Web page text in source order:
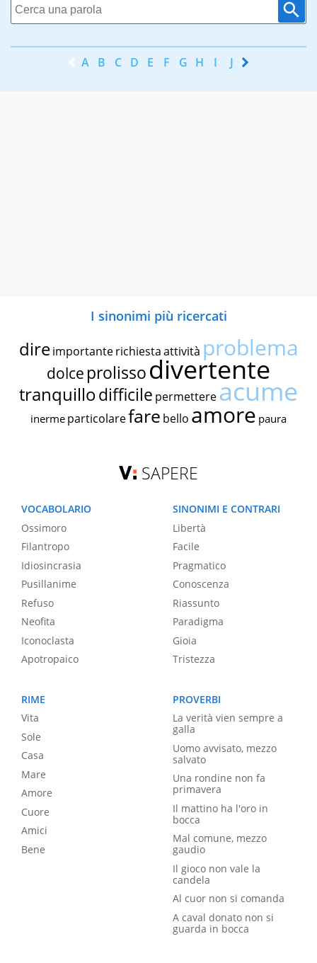
A B C D E F G H I J K
I sinonimi più ricercati
dire importante richiestaattività problema
dolce prolissodivertente
tranquillodifficile permettereacume
inerme particolarefare bello amore paura
SAPERE
VOCABOLARIO
Ossimoro
Filantropo
Idiosincrasia
Pusillanime
Refuso
Neofita
Iconoclasta
Apotropaico
SINONIMI E CONTRARI
Libertà
Facile
Pragmatico
Conoscenza
Riassunto
Paradigma
Gioia
Tristezza
RIME
Vita
Sole
Casa
Mare
Amore
Cuore
Amici
Bene
PROVERBI
La verità vien sempre a
galla
Uomo avvisato, mezzo
salvato
Una rondine non fa
primavera
Il mattino ha l'oro in
bocca
Mal comune, mezzo
gaudio
Il gioco non vale la
candela
Al cuor non si comanda
A caval donato non si
guarda in bocca